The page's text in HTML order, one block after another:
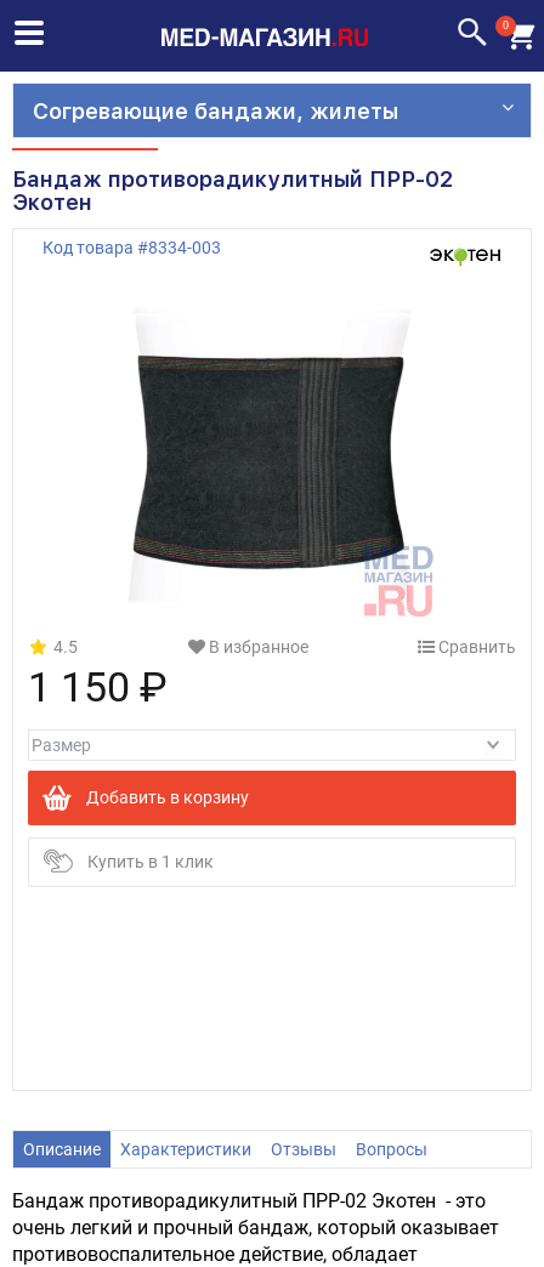
0
Cогревающие бандажи, жилеты
Бандаж противорадикулитный ПРР-02
Экотен
Код товара #8334-003
4.5 В избранное Сравнить
1 150 ₽
Добавить в корзину
Купить в 1 клик
Описание Характеристики Отзывы Вопросы
Бандаж противорадикулитный ПРР-02 Экотен - это
очень легкий и прочный бандаж, который оказывает
противовоспалительное действие, обладает